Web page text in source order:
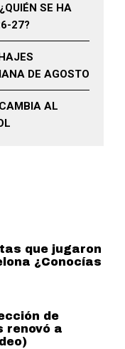
SE HA
27?
DE AGOSTO
AL
que jugaron
¿Conocías
de
renovó a